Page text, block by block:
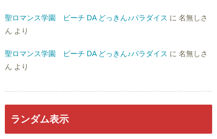
聖ロマンス学園 ビーチ DA どっきん♪パラダイス に 名無しさ
ん より
聖ロマンス学園 ビーチ DA どっきん♪パラダイス に 名無しさ
ん より
ランダム表示